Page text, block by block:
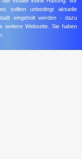
sollten unbedingt aktuelle
eingeholt werden - dazu
weitere Webseite. Sie haben